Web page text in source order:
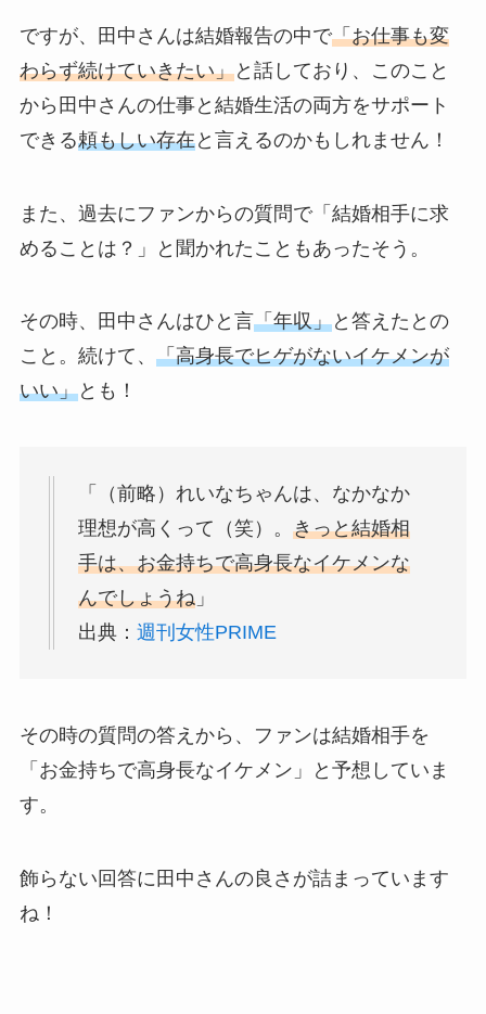
ですが、田中さんは結婚報告の中で「お仕事も変
わらず続けていきたい」と話しており、このこと
から田中さんの仕事と結婚生活の両方をサポート
できる頼もしい存在と言えるのかもしれません！
また、過去にファンからの質問で「結婚相手に求
めることは？」と聞かれたこともあったそう。
その時、田中さんはひと言「年収」と答えたとの
こと。続けて、 「高身長でヒゲがないイケメンが
いい」とも！
「（前略）れいなちゃんは、なかなか
理想が高くって（笑）。 きっと結婚相
手は、お金持ちで高身長なイケメンな
んでしょうね」
出典： 週刊女性PRIME
その時の質問の答えから、ファンは結婚相手を
「お金持ちで高身長なイケメン」と予想していま
す。
飾らない回答に田中さんの良さが詰まっています
ね！